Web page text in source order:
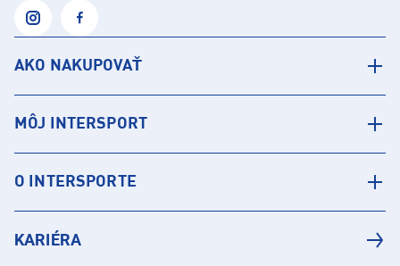
AKO NAKUPOVAŤ
MÔJ INTERSPORT
O INTERSPORTE
KARIÉRA